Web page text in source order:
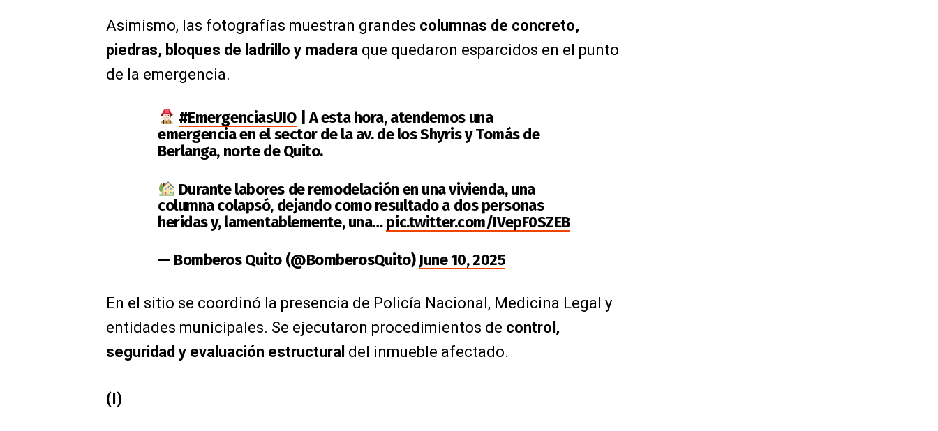
Asimismo, las fotografías muestran grandes columnas de concreto,
piedras, bloques de ladrillo y madera que quedaron esparcidos en el punto
de la emergencia.
#EmergenciasUIO | A esta hora, atendemos una
emergencia en el sector de la av. de los Shyris y Tomás de
Berlanga, norte de Quito.
Durante labores de remodelación en una vivienda, una
columna colapsó, dejando como resultado a dos personas
heridas y, lamentablemente, una…pic.twitter.com/IVepF0SZEB
— Bomberos Quito (@BomberosQuito)June 10, 2025
En el sitio se coordinó la presencia de Policía Nacional, Medicina Legal y
entidades municipales. Se ejecutaron procedimientos de control,
seguridad y evaluación estructural del inmueble afectado.
(I)